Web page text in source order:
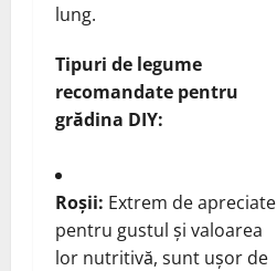
lung.
Tipuri de legume
recomandate pentru
grădina DIY:
Roșii: Extrem de apreciate
pentru gustul și valoarea
lor nutritivă, sunt ușor de